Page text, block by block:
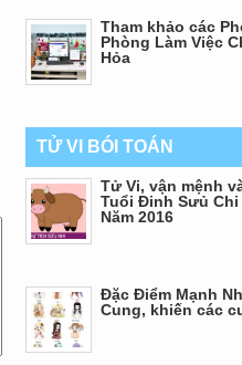
Tham khảo các
Phòng Làm Việc
Hỏa
TỬ VI BÓI TOÁN
Tử Vi, vận mệnh
Tuổi Đinh Sưủ Chi
Năm 2016
Đặc Điểm Mạnh
Cung, khiến các